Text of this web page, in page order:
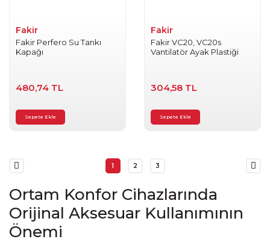
Fakir
Fakir Perfero Su Tankı
Kapağı
480,74 TL
Sepete Ekle
Fakir
Fakir VC20, VC20s
Vantilatör Ayak Plastiği
304,58 TL
Sepete Ekle
1 2 3
Ortam Konfor Cihazlarında
Orijinal Aksesuar Kullanımının
Önemi